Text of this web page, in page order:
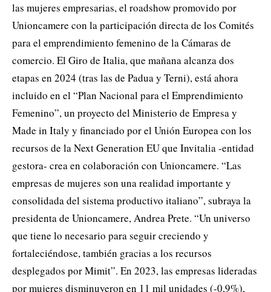
las mujeres empresarias, el roadshow promovido por
Unioncamere con la participación directa de los Comités
para el emprendimiento femenino de la Cámaras de
comercio. El Giro de Italia, que mañana alcanza dos
etapas en 2024 (tras las de Padua y Terni), está ahora
incluido en el “Plan Nacional para el Emprendimiento
Femenino”, un proyecto del Ministerio de Empresa y
Made in Italy y financiado por el Unión Europea con los
recursos de la Next Generation EU que Invitalia -entidad
gestora- crea en colaboración con Unioncamere. “Las
empresas de mujeres son una realidad importante y
consolidada del sistema productivo italiano”, subraya la
presidenta de Unioncamere, Andrea Prete. “Un universo
que tiene lo necesario para seguir creciendo y
fortaleciéndose, también gracias a los recursos
desplegados por Mimit”. En 2023, las empresas lideradas
por mujeres disminuyeron en 11 mil unidades (-0,9%),